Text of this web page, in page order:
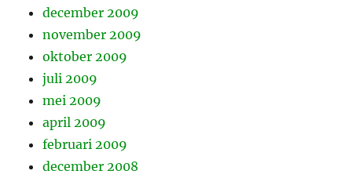
december 2009
november 2009
oktober 2009
juli 2009
mei 2009
april 2009
februari 2009
december 2008